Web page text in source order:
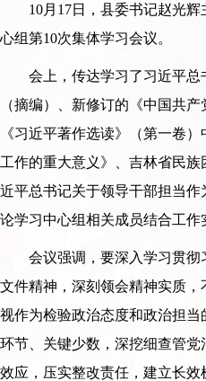
10月17日，县委书记赵光辉
心组第10次集体学习会议。
会上，传达学习了习近平总
（摘编）、新修订的《中国共
《习近平著作选读》（第一卷
工作的重大意义》、吉林省民
近平总书记关于领导干部担当
论学习中心组相关成员结合工作
会议强调，要深入学习贯彻
文件精神，深刻领会精神实质
视作为检验政治态度和政治担
环节、关键少数，深挖细查管
效应，压实整改责任，建立长